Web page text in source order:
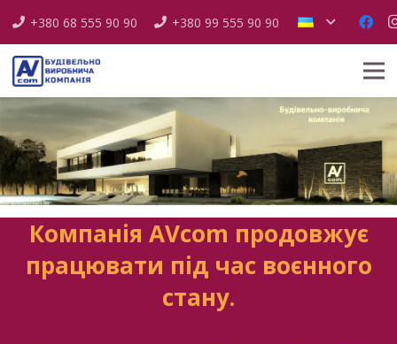
+380 68 555 90 90 +380 99 555 90 90
Компанія AVcom продовжує
працювати під час воєнного
стану.